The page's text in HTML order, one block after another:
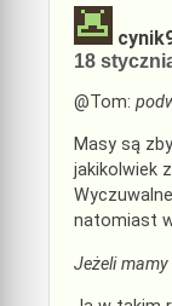
18
@Tom:
Masy są
jakikolwiek
natomiast
Jeżeli